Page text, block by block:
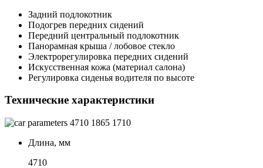
Задний подлокотник
Подогрев передних сидений
Передний центральный подлокотник
Панорамная крыша / лобовое стекло
Электрорегулировка передних сидений
Искусственная кожа (материал салона)
Регулировка сиденья водителя по высоте
Технические характеристики
4710 1865 1710
Длина, мм
4710